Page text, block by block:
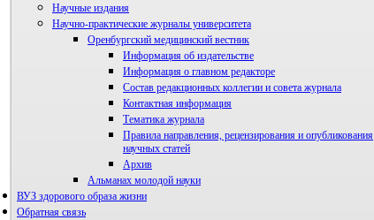
Научные издания
Научно-практические журналы университета
Оренбургский медицинский вестник
Информация об издательстве
Информация о главном редакторе
Состав редакционных коллегии и совета журнала
Контактная информация
Тематика журнала
Правила направления, рецензирования и опубликования
научных статей
Архив
Альманах молодой науки
Редакция журнала
ВУЗ здорового образа жизни
Обратная связь